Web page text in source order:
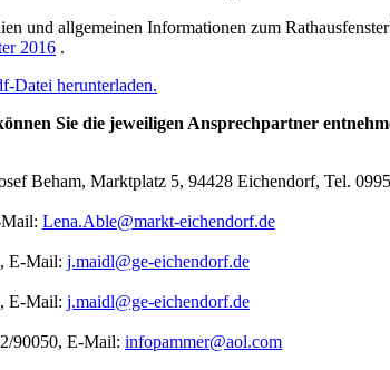
und allgemeinen Informationen zum
2016 .
Datei herunterladen.
Sie die jeweiligen Ansprechpartner
Beham, Marktplatz 5, 94428 Eichendorf, Tel.
Lena.Able@markt-eichendorf.de
E-Mail: j.maidl@ge-eichendorf.de
E-Mail: j.maidl@ge-eichendorf.de
90050, E-Mail: infopammer@aol.com